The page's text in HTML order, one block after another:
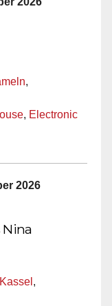
,
, Electronic
2026
Nina
Kassel ,